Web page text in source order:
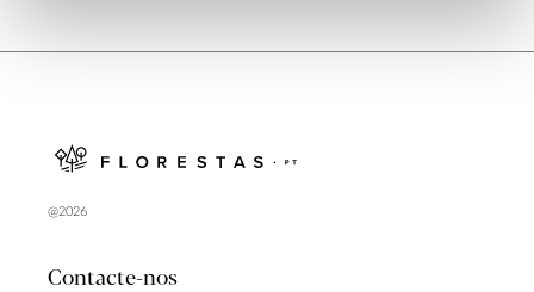
@2026
Contacte-nos